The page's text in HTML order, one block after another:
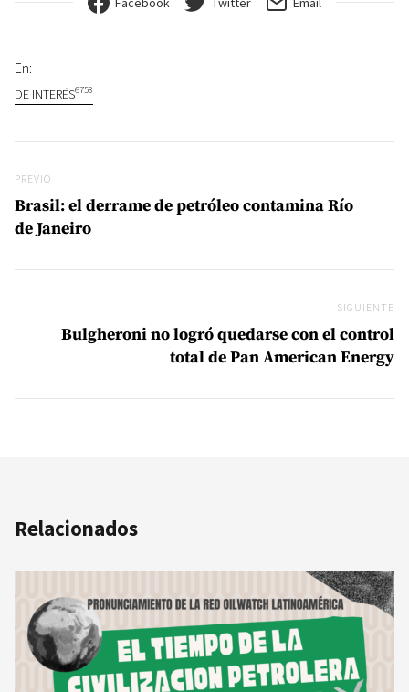
En:
DE INTERÉS6753
Previo
PREVIO
Brasil: el derrame de petróleo contamina Río
de Janeiro
SIGUIENTE
Bulgheroni no logró quedarse con el control
total de Pan American Energy
Relacionados